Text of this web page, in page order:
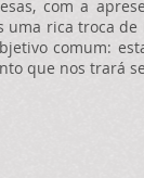
com a
rica troca de
comum:
que nos trará